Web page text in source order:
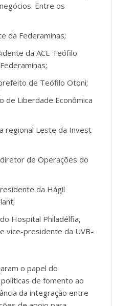
Entre os
da Federaminas;
da ACE Teófilo
de Teófilo Otoni;
de Liberdade Econômica
regional Leste da Invest
de Operações do
da Hágil
Hospital Philadélfia,
vice-presidente da UVB-
o papel do
de fomento ao
da integração entre